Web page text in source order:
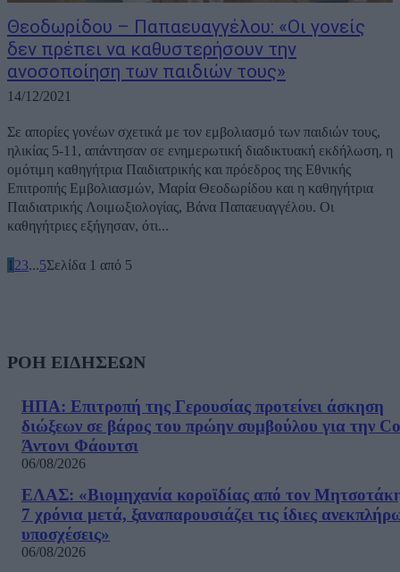
Θεοδωρίδου – Παπαευαγγέλου: «Οι γονείς
δεν πρέπει να καθυστερήσουν την
ανοσοποίηση των παιδιών τους»
14/12/2021
Σε απορίες γονέων σχετικά με τον εμβολιασμό των παιδιών τους,
ηλικίας 5-11, απάντησαν σε ενημερωτική διαδικτυακή εκδήλωση, η
ομότιμη καθηγήτρια Παιδιατρικής και πρόεδρος της Εθνικής
Επιτροπής Εμβολιασμών, Μαρία Θεοδωρίδου και η καθηγήτρια
Παιδιατρικής Λοιμωξιολογίας, Βάνα Παπαευαγγέλου. Οι
καθηγήτριες εξήγησαν, ότι...
1 23...5Σελίδα 1 από 5
ΡΟΗ ΕΙΔΗΣΕΩΝ
ΗΠΑ: Επιτροπή της Γερουσίας προτείνει άσκηση
διώξεων σε βάρος του πρώην συμβούλου για την
Άντονι Φάουτσι
06/08/2026
ΕΛΑΣ: «Βιομηχανία κοροϊδίας από τον
7 χρόνια μετά, ξαναπαρουσιάζει τις ίδιες
υποσχέσεις»
06/08/2026